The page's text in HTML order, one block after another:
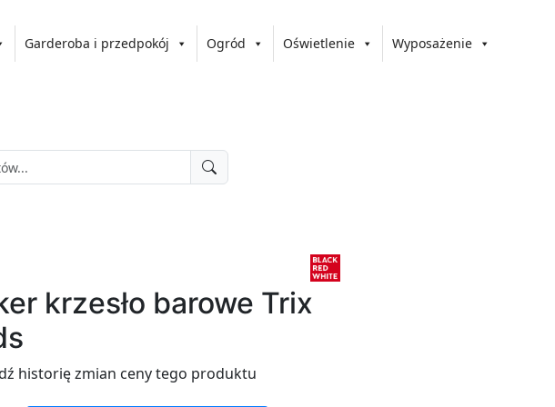
Garderoba i przedpokój Ogród Oświetlenie Wyposażenie
krzesło barowe Trix
historię zmian ceny tego produktu